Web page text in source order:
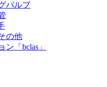
バルブ
の他
「bclas」